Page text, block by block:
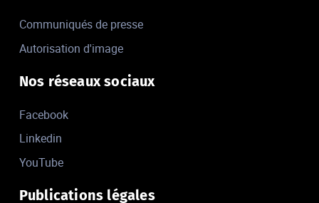
Communiqués de presse
Autorisation d'image
Nos réseaux sociaux
Facebook
Linkedin
YouTube
Publications légales